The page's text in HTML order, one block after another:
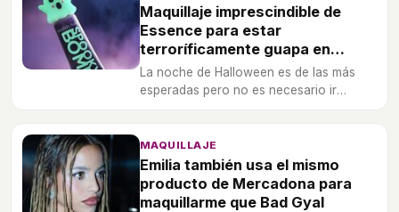
Maquillaje imprescindible de
Essence para estar
terroríficamente guapa en
Halloween
La noche de Halloween es de las más
esperadas pero no es necesario ir
MAQUILLAJE
Emilia también usa el mismo
producto de Mercadona para
maquillarme que Bad Gyal